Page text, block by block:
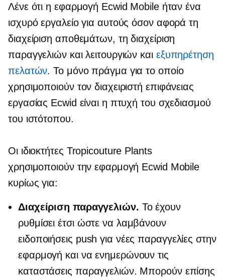
Λένε ότι η εφαρμογή Ecwid Mobile ήταν ένα
ισχυρό εργαλείο για αυτούς όσον αφορά τη
διαχείριση αποθεμάτων, τη διαχείριση
παραγγελιών και λειτουργιών και εξυπηρέτηση
πελατών. Το μόνο πράγμα για το οποίο
χρησιμοποιούν τον διαχειριστή επιφάνειας
εργασίας Ecwid είναι η πτυχή του σχεδιασμού
του ιστότοπου.
Οι ιδιοκτήτες Tropicouture Plants
χρησιμοποιούν την εφαρμογή Ecwid Mobile
κυρίως για:
Διαχείριση παραγγελιών. Το έχουν
ρυθμίσει έτσι ώστε να λαμβάνουν
ειδοποιήσεις push για νέες παραγγελίες στην
εφαρμογή και να ενημερώνουν τις
καταστάσεις παραγγελιών. Μπορούν επίσης